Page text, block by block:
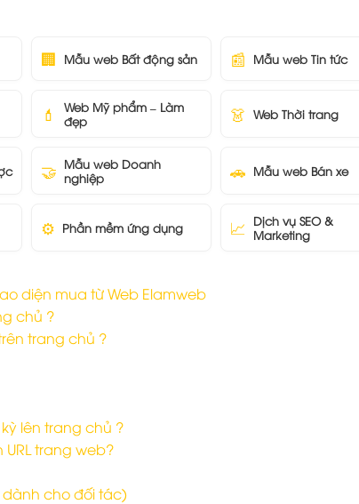
🏢 Mẫu web Bất động sản 📰 Mẫu web Tin tức
💄
Web Mỹ phẩm – Làm
đẹp
👗 Web Thời trang
🤝 Mẫu web Doanh
nghiệp
🚗 Mẫu web Bán xe
⚙️ Phần mềm ứng dụng 📈
Dịch vụ SEO &
Marketing
diện mua từ Web Elamweb
chủ ?
trang chủ ?
lên trang chủ ?
trang web?
dành cho đối tác)